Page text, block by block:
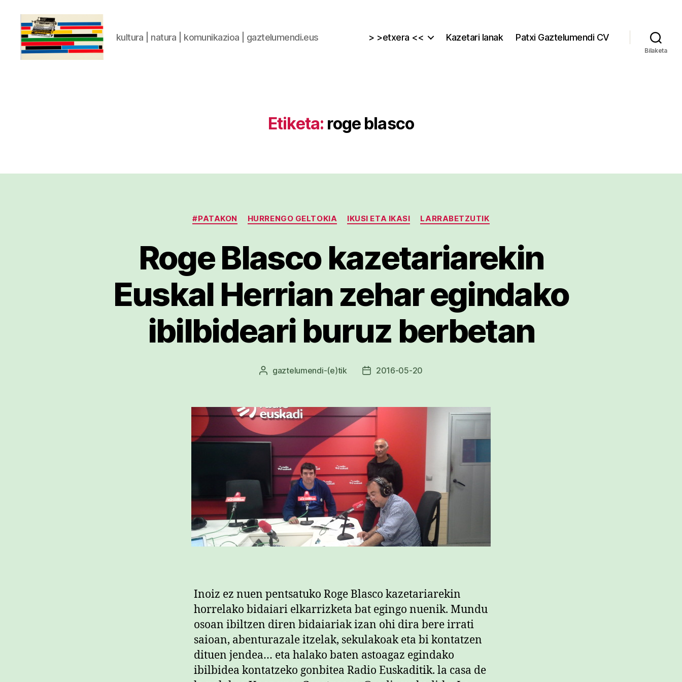
kultura | natura | komunikazioa | gaztelumendi.eus > >etxera << Kazetari lanak Patxi Gaztelumendi CV
Bilaketa
Etiketa: roge blasco
Kategoriak
#PATAKON HURRENGO GELTOKIA IKUSI ETA IKASI LARRABETZUTIK
Roge Blasco kazetariarekin
Euskal Herrian zehar egindako
ibilbideari buruz berbetan
Argitalpenaren
gaztelumendi-(e)tik
Argitalpenaren
2016-05-20
Inoiz ez nuen pentsatuko Roge Blasco kazetariarekin
horrelako bidaiari elkarrizketa bat egingo nuenik. Mundu
osoan ibiltzen diren bidaiariak izan ohi dira bere irrati
saioan, abenturazale itzelak, sekulakoak eta bi kontatzen
dituen jendea… eta halako baten astoagaz egindako
ibilbidea kontatzeko gonbitea Radio Euskaditik. la casa de